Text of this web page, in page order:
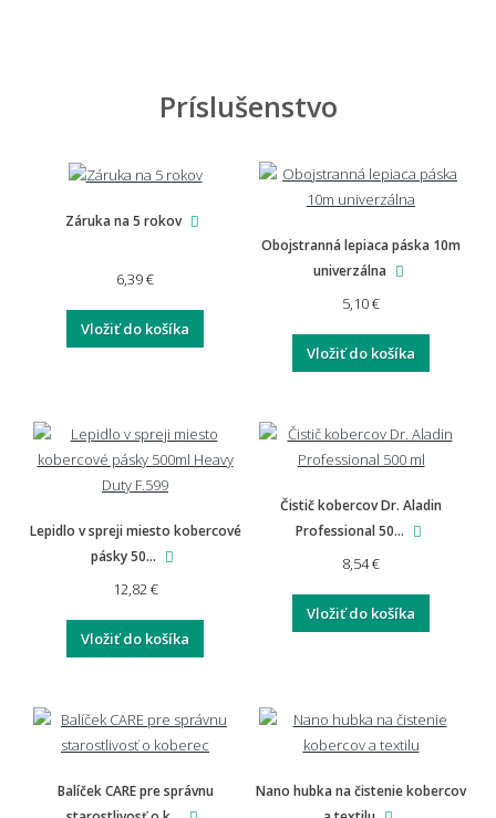
📏 Na mieru, doprava a záruka
Môžem si nechať rohož vyrobiť na mieru?
Aká je záruka na rohože a predložky?
Vyplatí se investovať do kvalitnejšej rohože?
Príslušenstvo
Záruka na 5 rokov
6,39 €
Vložiť do košíka
Obojstranná lepiaca páska 10m
univerzálna
5,10 €
Vložiť do košíka
Lepidlo v spreji miesto kobercové
pásky 50...
12,82 €
Vložiť do košíka
Čistič kobercov Dr. Aladin
Professional 50...
8,54 €
Vložiť do košíka
Balíček CARE pre správnu
Nano hubka na čistenie kobercov